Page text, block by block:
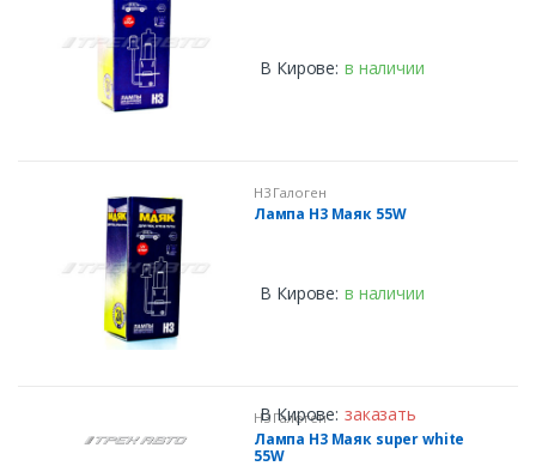
В Кирове: в наличии
H3 Галоген
Лампа H3 Маяк 55W
В Кирове: в наличии
H3 Галоген
Лампа H3 Маяк super white
55W
В Кирове: заказать